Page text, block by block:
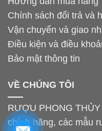
Chính sách đổi trả và
Vận chuyển và giao
Điều kiện và điều
Bảo mật thông tin
VỀ CHÚNG TÔI
RƯỢU PHONG
chính hãng, các mẫu